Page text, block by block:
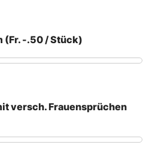
(Fr. -.50 / Stück)
versch. Frauensprüchen